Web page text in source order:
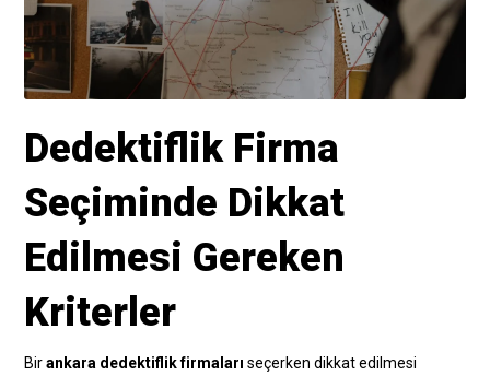
Dedektiflik Firma
Seçiminde Dikkat
Edilmesi Gereken
Kriterler
Birankara dedektiflik firmaları seçerken dikkat edilmesi